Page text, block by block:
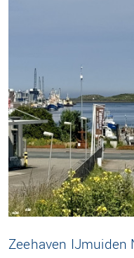
Zeehaven IJmuiden